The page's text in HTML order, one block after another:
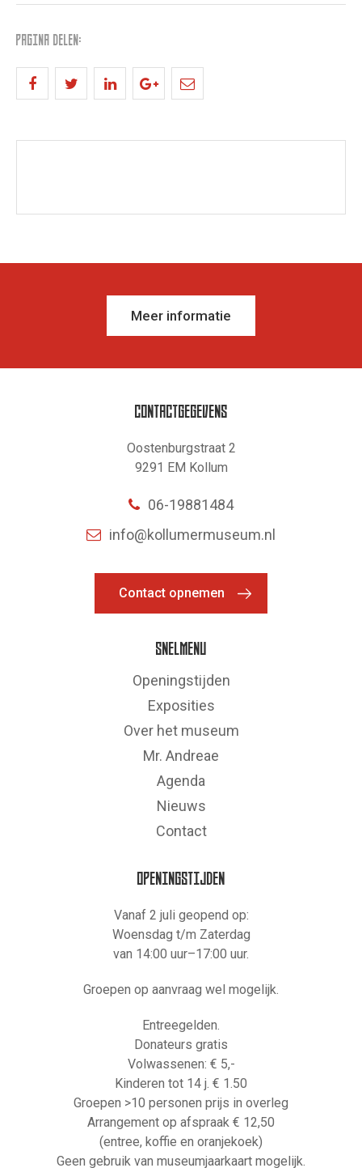
PAGINA DELEN:
Meer informatie
CONTACTGEGEVENS
Oostenburgstraat 2
9291 EM Kollum
06-19881484
info@kollumermuseum.nl
Contact opnemen
SNELMENU
Openingstijden
Exposities
Over het museum
Mr. Andreae
Agenda
Nieuws
Contact
OPENINGSTIJDEN
Vanaf 2 juli geopend op:
Woensdag t/m Zaterdag
van 14:00 uur–17:00 uur.
Groepen op aanvraag wel mogelijk.
Entreegelden.
Donateurs gratis
Volwassenen: € 5,-
Kinderen tot 14 j. € 1.50
Groepen >10 personen prijs in overleg
Arrangement op afspraak € 12,50
(entree, koffie en oranjekoek)
Geen gebruik van museumjaarkaart mogelijk.